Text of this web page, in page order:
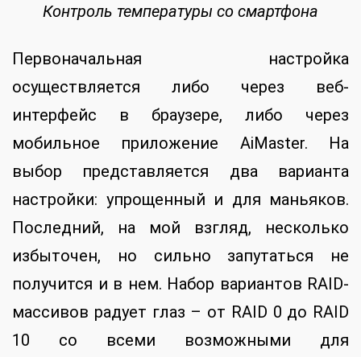
Контроль температуры со смартфона
Первоначальная настройка
осуществляется либо через веб-
интерфейс в браузере, либо через
мобильное приложение AiMaster. На
выбор представляется два варианта
настройки: упрощенный и для маньяков.
Последний, на мой взгляд, несколько
избыточен, но сильно запутаться не
получится и в нем. Набор вариантов RAID-
массивов радует глаз – от RAID 0 до RAID
10 со всеми возможными для